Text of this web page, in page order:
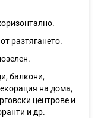
разтягането.
балкони,
на дома,
центрове и
и др.